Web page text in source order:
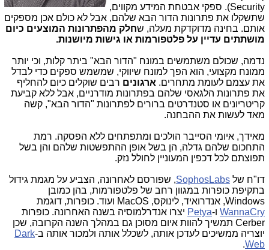
Security). ספקי אבטחת המידע מקווים,
שתשקלו את פתרונות הדור הבא שלהם, אבל לא כולם אכן מספקים
אותם. בחינה מדוקדקת מעלה, שחלק מהפתרונות המוצעים כיום
מושתתים עדיין על פלטפורמות או גישות מיושנות.
נדמה, שכולם משתמשים במונח "הדור הבא" ביתר קלות, וכי יותר
ממונח מקצועי, הוא הפך למונח שיווקי, שמשמש ספקים כדי לבדל
את עצמם לעומת מתחרים. ארגונים רבים שוקלים כיום להחליף
את פתרונות הלגאסי שלהם בפתרונות מודרניים, אבל ללא קביעת
קריטריונים או סטנדרטים ברורים לפתרונות "הדור הבא", קשה
מאד לעשות את ההבחנה.
מאידך, איומי הסייבר הולכים ומתפתחים ללא הפסקה. רמת
התחכום שלהם גדלה, הן בשל אופן ההתפשטות שלהם והן בשל
תפוצתם לכל דכפין המעוניין לחולל נזק.
דו"ח של SophosLabs, שפורסם לאחרונה, הצביע על מגמת גידול
בתקיפת כופרות במגוון רחב של פלטפורמות, בהן כמובן
Windows, אנדרואיד, לינוקס, MacOS ועוד. כופרות, דוגמת
WannaCry ו-Petya יצרו אנדרלמוסיה בשנה האחרונה. כופרות
Cerber תמשיך להוות איום מסוכן גם במהלך השנה הקרובה, שכן
יוצריה ממשיכים לעדכן אותה, לשכלל אותה ולמכור אותה ב-Dark
Web
.